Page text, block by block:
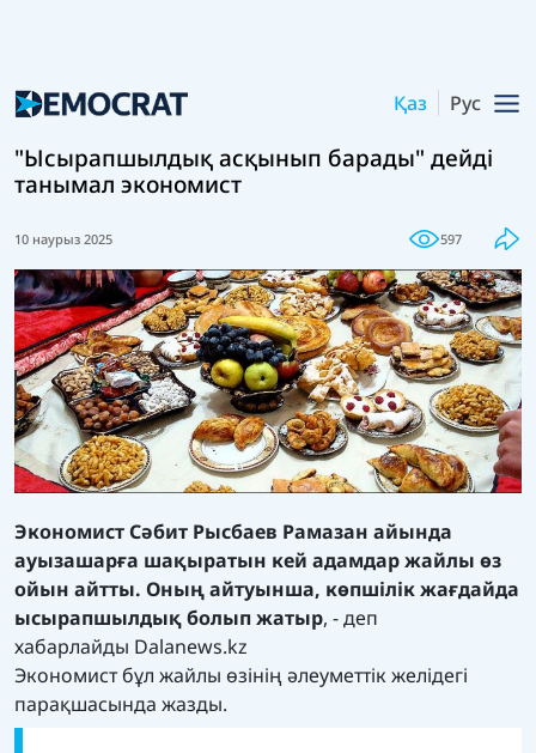
Қаз Рус
"Ысырапшылдық асқынып барады" дейді
танымал экономист
10 наурыз 2025 597
Экономист Сәбит Рысбаев Рамазан айында
ауызашарға шақыратын кей адамдар жайлы өз
ойын айтты. Оның айтуынша, көпшілік жағдайда
ысырапшылдық болып жатыр, - деп
хабарлайды Dalanews.kz
Экономист бұл жайлы өзінің әлеуметтік желідегі
парақшасында жазды.